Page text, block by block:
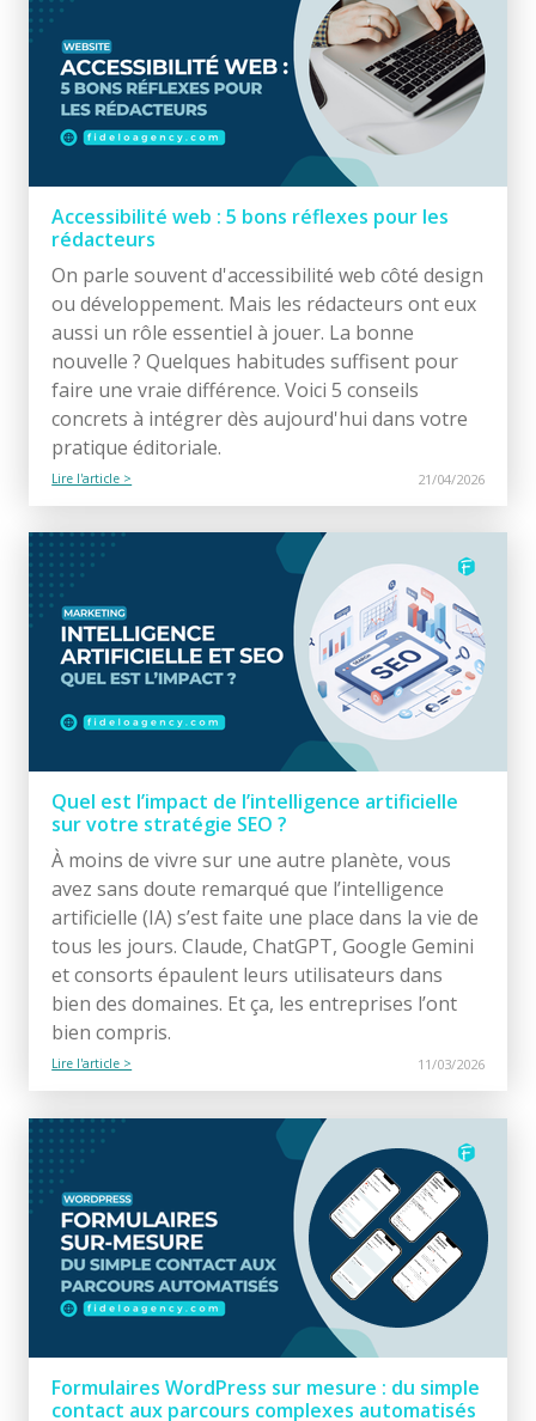
Accessibilité web : 5 bons réflexes pour les
rédacteurs
On parle souvent d'accessibilité web côté design
ou développement. Mais les rédacteurs ont eux
aussi un rôle essentiel à jouer. La bonne
nouvelle ? Quelques habitudes suffisent pour
faire une vraie différence. Voici 5 conseils
concrets à intégrer dès aujourd'hui dans votre
pratique éditoriale.
Lire l'article > 21/04/2026
Quel est l’impact de l’intelligence artificielle
sur votre stratégie SEO ?
À moins de vivre sur une autre planète, vous
avez sans doute remarqué que l’intelligence
artificielle (IA) s’est faite une place dans la vie de
tous les jours. Claude, ChatGPT, Google Gemini
et consorts épaulent leurs utilisateurs dans
bien des domaines. Et ça, les entreprises l’ont
bien compris.
Lire l'article > 11/03/2026
Formulaires WordPress sur mesure : du simple
contact aux parcours complexes automatisés